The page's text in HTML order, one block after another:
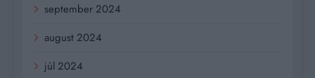
september 2024
august 2024
júl 2024